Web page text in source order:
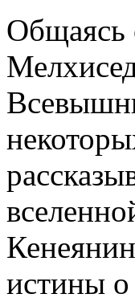
Общаясь
истины о